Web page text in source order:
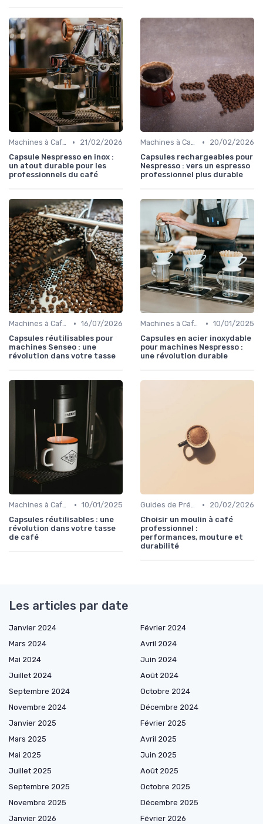
Machines à Café et Accessoires •
21/02/2026
Capsule Nespresso en inox :
un atout durable pour les
professionnels du café
Machines à Café et Accessoires •
20/02/2026
Capsules rechargeables pour
Nespresso : vers un espresso
professionnel plus durable
Machines à Café et Accessoires • 16/07/2026
Capsules réutilisables pour
machines Senseo : une
révolution dans votre tasse
Machines à Café et Accessoires • 10/01/2025
Capsules en acier inoxydable
pour machines Nespresso :
une révolution durable
Machines à Café et Accessoires • 10/01/2025
Capsules réutilisables : une
révolution dans votre tasse
de café
Guides de Préparation •
20/02/2026
Choisir un moulin à café
professionnel :
performances, mouture et
durabilité
Les articles par date
Janvier 2024
Février 2024
Mars 2024
Avril 2024
Mai 2024
Juin 2024
Juillet 2024
Août 2024
Septembre 2024
Octobre 2024
Novembre 2024
Décembre 2024
Janvier 2025
Février 2025
Mars 2025
Avril 2025
Mai 2025
Juin 2025
Juillet 2025
Août 2025
Septembre 2025
Octobre 2025
Novembre 2025
Décembre 2025
Janvier 2026
Février 2026